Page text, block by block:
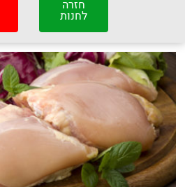
חזרה
לחנות